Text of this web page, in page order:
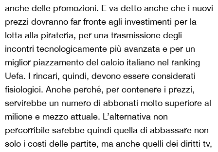
anche delle promozioni. E va detto anche che i nuovi
prezzi dovranno far fronte agli investimenti per la
lotta alla pirateria, per una trasmissione degli
incontri tecnologicamente più avanzata e per un
miglior piazzamento del calcio italiano nel ranking
Uefa. I rincari, quindi, devono essere considerati
fisiologici. Anche perché, per contenere i prezzi,
servirebbe un numero di abbonati molto superiore al
milione e mezzo attuale. L’alternativa non
percorribile sarebbe quindi quella di abbassare non
solo i costi delle partite, ma anche quelli dei diritti tv,